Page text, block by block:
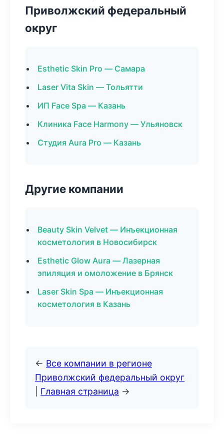
Приволжский федеральный
округ
Esthetic Skin Pro — Самара
Laser Vita Skin — Тольятти
ИП Face Spa — Казань
Клиника Face Harmony — Ульяновск
Студия Aura Pro — Казань
Другие компании
Beauty Skin Velvet — Инъекционная
косметология в Новосибирск
Esthetic Glow Aura — Лазерная
эпиляция и омоложение в Брянск
Laser Skin Spa — Инъекционная
косметология в Казань
← Все компании в регионе
Приволжский федеральный округ
Главная страница →